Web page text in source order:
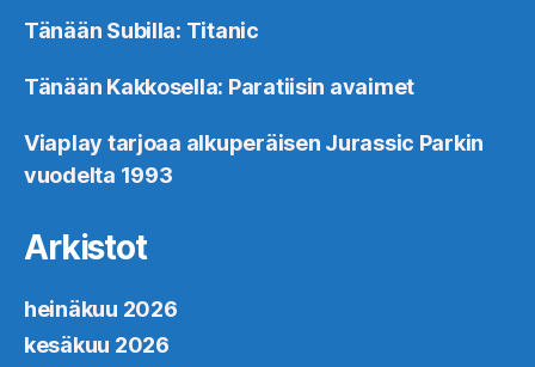
Tänään Subilla: Titanic
Tänään Kakkosella: Paratiisin avaimet
Viaplay tarjoaa alkuperäisen Jurassic Parkin
vuodelta 1993
Arkistot
heinäkuu 2026
kesäkuu 2026